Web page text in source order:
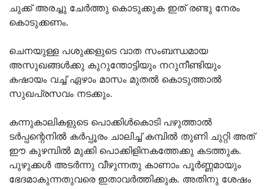
ചുക്ക് അരച്ചു ചേര്‍ത്തു കൊടുക്കുക ഇത് രണ്ടു നേരം
കൊടുക്കണം.
ചെനയുള്ള പശുക്കളുടെ വാത സംബന്ധമായ
അസുഖങ്ങള്‍ക്കു കുറുന്തോട്ടിയും നറുനീണ്ടിയും
കഷായം വച്ച് ഏഴാം മാസം മുതല്‍ കൊടുത്താല്‍
സുഖപ്രസവം നടക്കും.
കന്നുകാലികളുടെ പൊക്കിള്‍കൊടി പഴുത്താല്‍
ടര്‍പ്പന്റെനില്‍ കര്‍പ്പൂരം ചാലിച്ച് കമ്പില്‍ തുണി ചുറ്റി അത്
ഈ കുഴമ്പില്‍ മുക്കി പൊക്കിളിനകത്തേക്കു കടത്തുക.
പുഴുക്കള്‍ അടര്‍ന്നു വീഴുന്നതു കാണാം പൂര്‍ണ്ണമായും
ഭേദമാകുന്നതുവരെ ഇതാവര്‍ത്തിക്കുക. അതിനു ശേഷം